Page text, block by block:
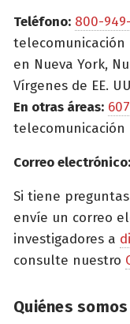
Teléfono: 800-
telecomunicación
en Nueva York,
Vírgenes de EE.
En otras áreas:
telecomunicación
Correo electrónico:
Si tiene
envíe un correo
investigadores a
consulte nuestro
Quiénes somos